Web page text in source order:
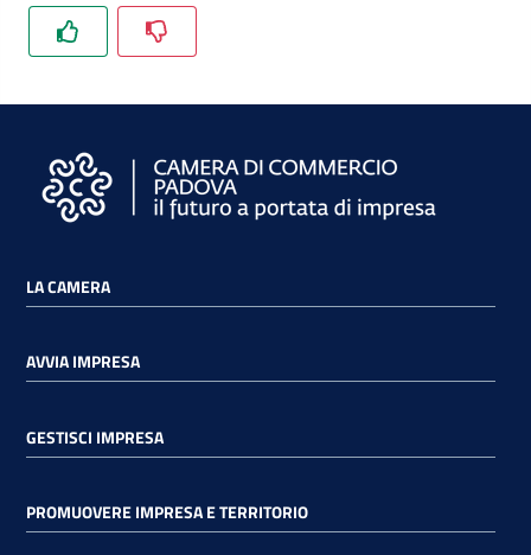
LA CAMERA
AVVIA IMPRESA
GESTISCI IMPRESA
PROMUOVERE IMPRESA E TERRITORIO